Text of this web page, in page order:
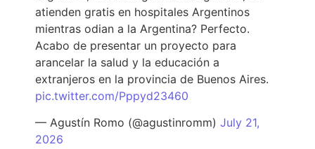
atienden gratis en hospitales Argentinos
mientras odian a la Argentina? Perfecto.
Acabo de presentar un proyecto para
arancelar la salud y la educación a
extranjeros en la provincia de Buenos Aires.
pic.twitter.com/Pppyd23460
— Agustín Romo (@agustinromm) July 21,
2026